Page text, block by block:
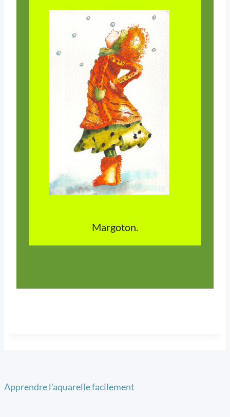
Margoton.
Apprendre l'aquarelle facilement